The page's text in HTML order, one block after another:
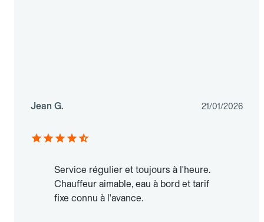
Jean G. 21/01/2026
Service régulier et toujours à l'heure.
Chauffeur aimable, eau à bord et tarif
fixe connu à l'avance.